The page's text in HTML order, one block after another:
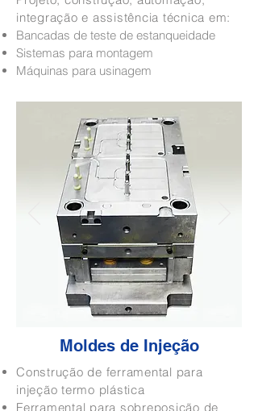
integração e assistência técnica em:
Bancadas de teste de estanqueidade
Sistemas para montagem
Máquinas para usinagem
Moldes de Injeção
Construção de ferramental para
injeção termo plástica
Ferramental para sobreposição de